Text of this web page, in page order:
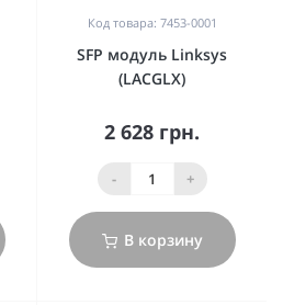
Код товара: 7453-0001
SFP модуль Linksys
(LACGLX)
2 628 грн.
- +
В корзину